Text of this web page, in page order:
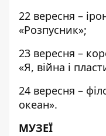
22 вересня –
«Розпусник»;
23 вересня –
«Я, війна і
24 вересня –
океан».
МУЗЕЇ